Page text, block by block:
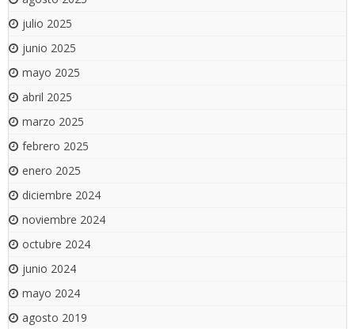
julio 2025
junio 2025
mayo 2025
abril 2025
marzo 2025
febrero 2025
enero 2025
diciembre 2024
noviembre 2024
octubre 2024
junio 2024
mayo 2024
agosto 2019